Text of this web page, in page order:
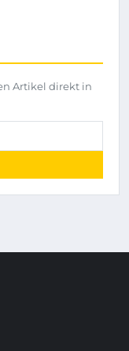
Artikel direkt in